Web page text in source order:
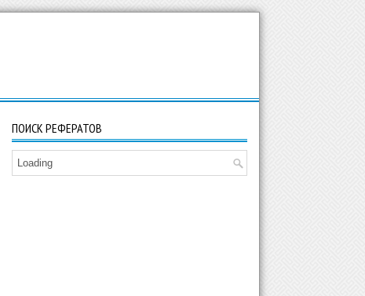
ПОИСК РЕФЕРАТОВ
Loading